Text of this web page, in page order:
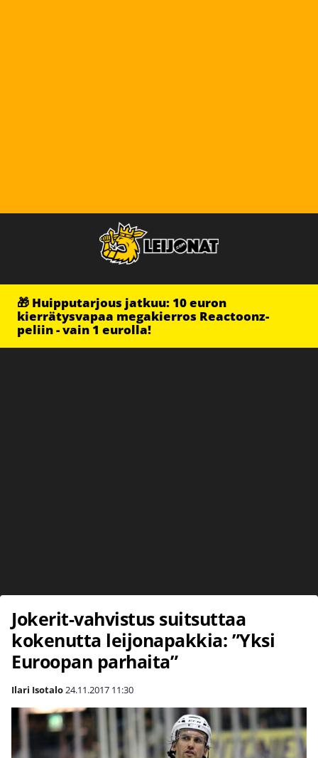
🎁 Huipputarjous jatkuu: 10 euron
kierrätysvapaa megakierros Reactoonz-
peliin - vain 1 eurolla!
Jokerit-vahvistus suitsuttaa
kokenutta leijonapakkia: ”Yksi
Euroopan parhaita”
Ilari Isotalo24.11.2017 11:30